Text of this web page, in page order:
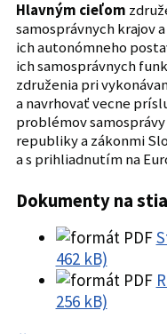
Hlavným cieľom
samosprávnych krajov
ich autonómneho
ich samosprávnych
združenia pri
a navrhovať vecne
problémov
republiky a zákonmi
a s prihliadnutím na
Dokumenty na
462 kB)
256 kB)